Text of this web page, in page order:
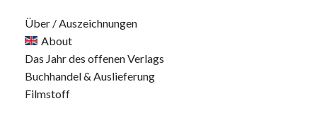
Über / Auszeichnungen
About
Das Jahr des offenen Verlags
Buchhandel & Auslieferung
Filmstoff